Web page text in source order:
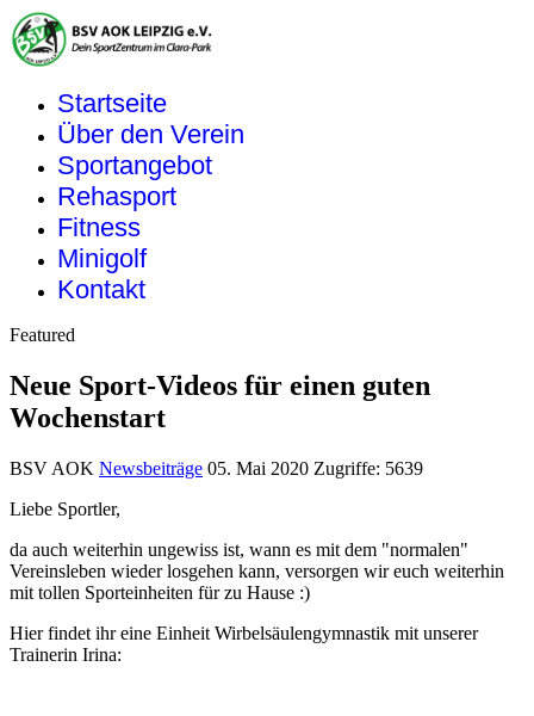
Startseite
Über den Verein
Sportangebot
Rehasport
Fitness
Minigolf
Kontakt
Featured
Neue Sport-Videos für einen guten
Wochenstart
BSV AOK Newsbeiträge 05. Mai 2020 Zugriffe: 5639
Liebe Sportler,
da auch weiterhin ungewiss ist, wann es mit dem "normalen"
Vereinsleben wieder losgehen kann, versorgen wir euch weiterhin
mit tollen Sporteinheiten für zu Hause :)
Hier findet ihr eine Einheit Wirbelsäulengymnastik mit unserer
Trainerin Irina: